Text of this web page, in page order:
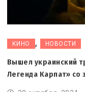
КИНО , НОВОСТИ
Вышел украинский
Легенда Карпат» со